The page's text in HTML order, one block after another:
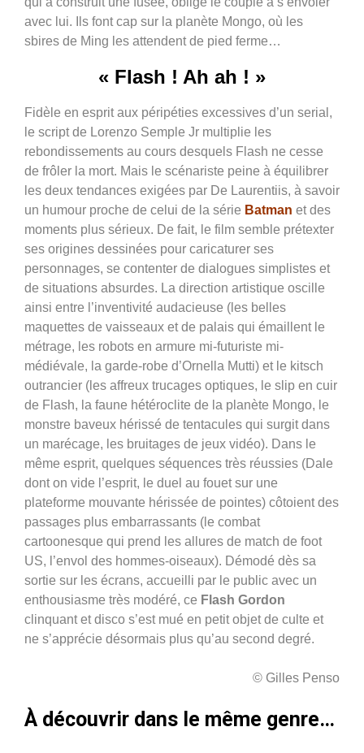
avec lui. Ils font cap sur la planète Mongo, où les
sbires de Ming les attendent de pied ferme…
« Flash ! Ah ah ! »
Fidèle en esprit aux péripéties excessives d’un serial,
le script de Lorenzo Semple Jr multiplie les
rebondissements au cours desquels Flash ne cesse
de frôler la mort. Mais le scénariste peine à équilibrer
les deux tendances exigées par De Laurentiis, à savoir
un humour proche de celui de la série Batman et des
moments plus sérieux. De fait, le film semble prétexter
ses origines dessinées pour caricaturer ses
personnages, se contenter de dialogues simplistes et
de situations absurdes. La direction artistique oscille
ainsi entre l’inventivité audacieuse (les belles
maquettes de vaisseaux et de palais qui émaillent le
métrage, les robots en armure mi-futuriste mi-
médiévale, la garde-robe d’Ornella Mutti) et le kitsch
outrancier (les affreux trucages optiques, le slip en cuir
de Flash, la faune hétéroclite de la planète Mongo, le
monstre baveux hérissé de tentacules qui surgit dans
un marécage, les bruitages de jeux vidéo). Dans le
même esprit, quelques séquences très réussies (Dale
dont on vide l’esprit, le duel au fouet sur une
plateforme mouvante hérissée de pointes) côtoient des
passages plus embarrassants (le combat
cartoonesque qui prend les allures de match de foot
US, l’envol des hommes-oiseaux). Démodé dès sa
sortie sur les écrans, accueilli par le public avec un
enthousiasme très modéré, ce Flash Gordon
clinquant et disco s’est mué en petit objet de culte et
ne s’apprécie désormais plus qu’au second degré.
© Gilles Penso
À découvrir dans le même genre…